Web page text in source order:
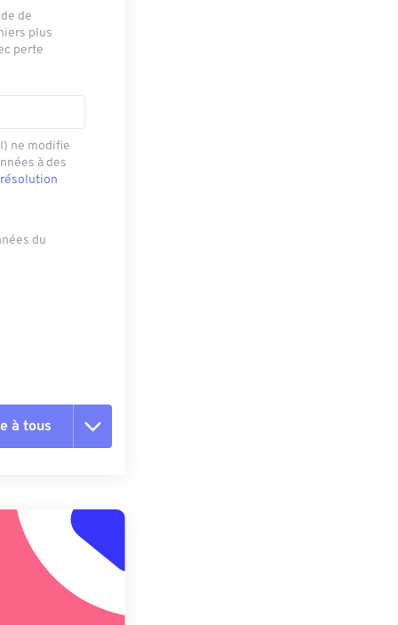
de
plus
perte
ne modifie
à des
du
à tous
préréglage
préréglage